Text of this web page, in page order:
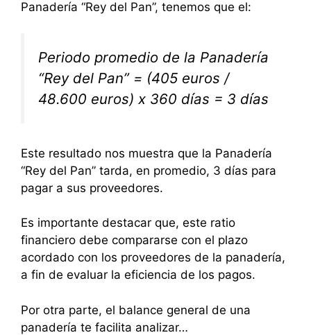
Panadería “Rey del Pan”, tenemos que el:
Periodo promedio de la Panadería
“Rey del Pan” = (405 euros /
48.600 euros) x 360 días = 3 días
Este resultado nos muestra que la Panadería
“Rey del Pan” tarda, en promedio, 3 días para
pagar a sus proveedores.
Es importante destacar que, este ratio
financiero debe compararse con el plazo
acordado con los proveedores de la panadería,
a fin de evaluar la eficiencia de los pagos.
Por otra parte, el balance general de una
panadería te facilita analizar…